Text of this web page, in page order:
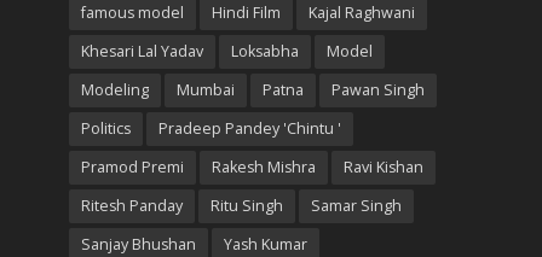
famous model
Hindi Film
Kajal Raghwani
Khesari Lal Yadav
Loksabha
Model
Modeling
Mumbai Patna
Pawan Singh
Politics
Pradeep Pandey 'Chintu '
Pramod Premi
Rakesh Mishra
Ravi Kishan
Ritesh Panday
Ritu Singh
Samar Singh
Sanjay Bhushan
Yash Kumar